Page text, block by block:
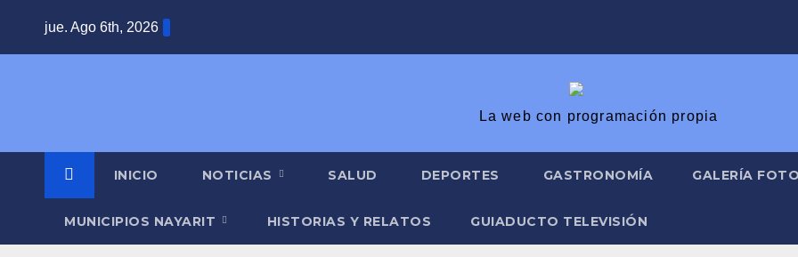
jue. Ago 6th, 2026
La web con programación propia
INICIO NOTICIAS SALUD DEPORTES GASTRONOMÍA GALERÍA
MUNICIPIOS NAYARIT HISTORIAS Y RELATOS GUIADUCTO TELEVISIÓN